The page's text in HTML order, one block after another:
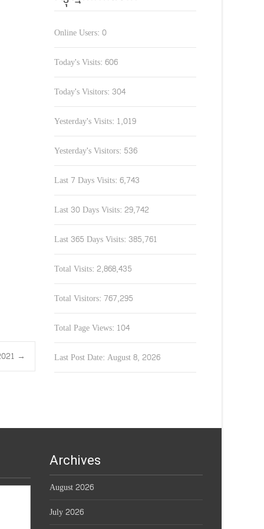
→
Online Users: 0
Today's Visits: 606
Today's Visitors: 304
Yesterday's Visits: 1,019
Yesterday's Visitors: 536
Last 7 Days Visits: 6,743
Last 30 Days Visits: 29,742
Last 365 Days Visits: 385,761
Total Visits: 2,868,435
Total Visitors: 767,295
Total Page Views: 104
Last Post Date: August 8, 2026
Archives
August 2026
July 2026